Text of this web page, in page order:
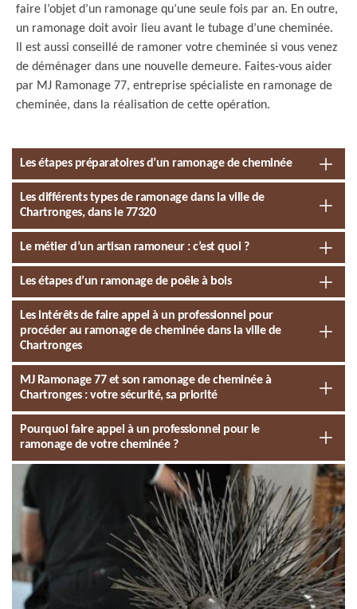
faire l’objet d’un ramonage qu’une seule fois par an. En outre,
un ramonage doit avoir lieu avant le tubage d’une cheminée.
Il est aussi conseillé de ramoner votre cheminée si vous venez
de déménager dans une nouvelle demeure. Faites-vous aider
par MJ Ramonage 77, entreprise spécialiste en ramonage de
cheminée, dans la réalisation de cette opération.
Les étapes préparatoires d’un ramonage de cheminée
Les différents types de ramonage dans la ville de
Chartronges, dans le 77320
Le métier d’un artisan ramoneur : c’est quoi ?
Les étapes d’un ramonage de poêle à bois
Les intérêts de faire appel à un professionnel pour
procéder au ramonage de cheminée dans la ville de
Chartronges
MJ Ramonage 77 et son ramonage de cheminée à
Chartronges : votre sécurité, sa priorité
Pourquoi faire appel à un professionnel pour le
ramonage de votre cheminée ?